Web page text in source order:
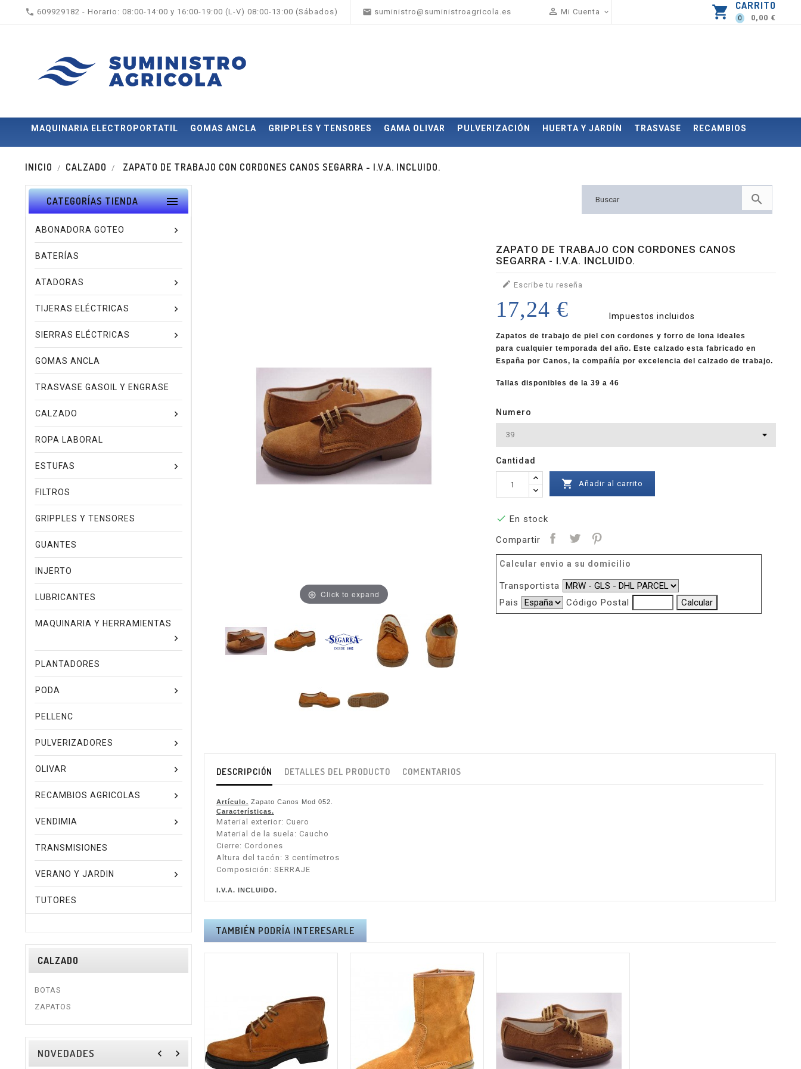
 609929182 - Horario: 08:00-14:00 y 16:00-19:00 (L-V) 08:00-13:00 (Sábados)  suministro@suministroagricola.es  Mi Cuenta  shopping_cart CARRITO
0 0,00 €
MAQUINARIA ELECTROPORTATIL GOMAS ANCLA GRIPPLES Y TENSORES GAMA OLIVAR PULVERIZACIÓN HUERTA Y JARDÍN TRASVASE RECAMBIOS
INICIO CALZADO ZAPATO DE TRABAJO CON CORDONES CANOS SEGARRA - I.V.A. INCLUIDO.
CATEGORÍAS TIENDA 
ABONADORA GOTEO
BATERÍAS
ATADORAS
TIJERAS ELÉCTRICAS
SIERRAS ELÉCTRICAS
GOMAS ANCLA
TRASVASE GASOIL Y ENGRASE
CALZADO
ROPA LABORAL
ESTUFAS
FILTROS
GRIPPLES Y TENSORES
GUANTES
INJERTO
LUBRICANTES
MAQUINARIA Y HERRAMIENTAS
PLANTADORES
PODA
PELLENC
PULVERIZADORES
OLIVAR
RECAMBIOS AGRICOLAS
VENDIMIA
TRANSMISIONES
VERANO Y JARDIN
TUTORES
CALZADO
BOTAS
ZAPATOS
NOVEDADES navigate_before navigate_next

Click to expand
ZAPATO DE TRABAJO CON CORDONES CANOS
SEGARRA - I.V.A. INCLUIDO.
 Escribe tu reseña
17,24 € Impuestos incluidos
Zapatos de trabajo de piel con cordones y forro de lona ideales
para cualquier temporada del año. Este calzado esta fabricado en
España por Canos, la compañía por excelencia del calzado de trabajo.
Tallas disponibles de la 39 a 46
Numero
Cantidad
 Añadir al carrito
 En stock
Compartir
Calcular envio a su domicilio
Transportista
Pais
Código Postal
DESCRIPCIÓN DETALLES DEL PRODUCTO COMENTARIOS
Artículo. Zapato Canos Mod 052.
Características.
Material exterior: Cuero
Material de la suela: Caucho
Cierre: Cordones
Altura del tacón: 3 centímetros
Composición: SERRAJE
I.V.A. INCLUIDO.
TAMBIÉN PODRÍA INTERESARLE